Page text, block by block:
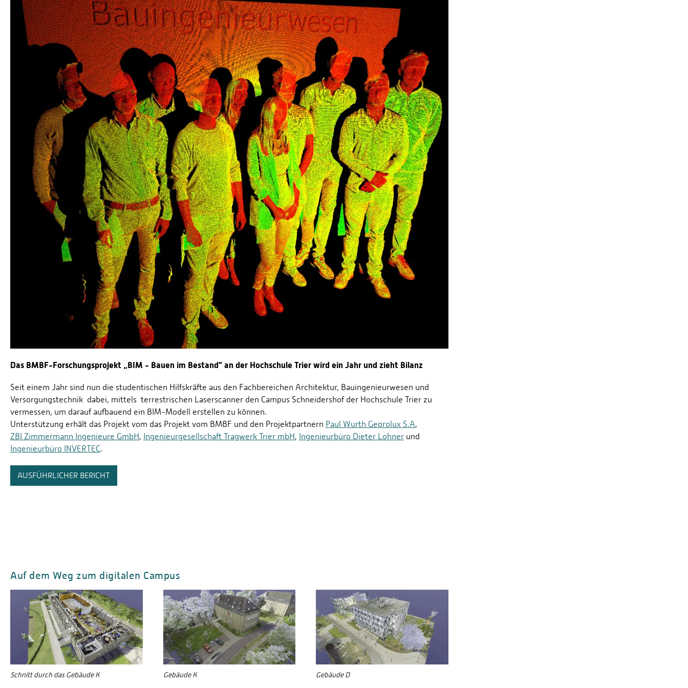
Das BMBF-Forschungsprojekt „BIM - Bauen im Bestand" an der Hochschule Trier wird ein Jahr und zieht Bilanz
Seit einem Jahr sind nun die studentischen Hilfskräfte aus den Fachbereichen Architektur, Bauingenieurwesen und
Versorgungstechnik dabei, mittels terrestrischen Laserscanner den Campus Schneidershof der Hochschule Trier zu
vermessen, um darauf aufbauend ein BIM-Modell erstellen zu können.
Unterstützung erhält das Projekt vom das Projekt vom BMBF und den Projektpartnern Paul Wurth Geprolux S.A,
ZBI Zimmermann Ingenieure GmbH, Ingenieurgesellschaft Tragwerk Trier mbH, Ingenieurbüro Dieter Lohner und
Ingenieurbüro INVERTEC.
AUSFÜHRLICHER BERICHT
Auf dem Weg zum digitalen Campus
Schnitt durch das Gebäude K Gebäude K Gebäude D